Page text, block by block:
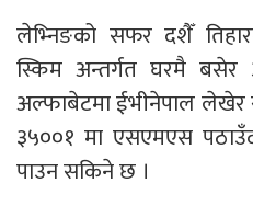
लेभ्निङको सफर दशैँ
स्किम अन्तर्गत घरमै बसेर
अल्फाबेटमा ईभीनेपाल लेखेर
३५००१ मा एसएमएस
पाउन सकिने छ ।